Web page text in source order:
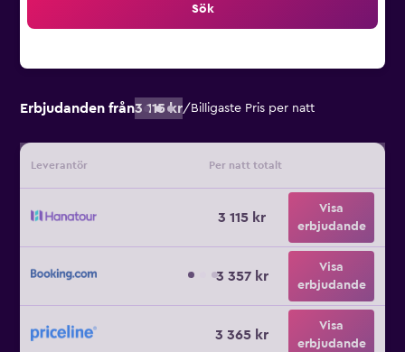
Sök
Erbjudanden från3 115 kr/ Billigaste Pris per natt
Leverantör Per natt totalt
3 115 kr
Visa
erbjudande
3 357 kr
Visa
erbjudande
3 365 kr
Visa
erbjudande